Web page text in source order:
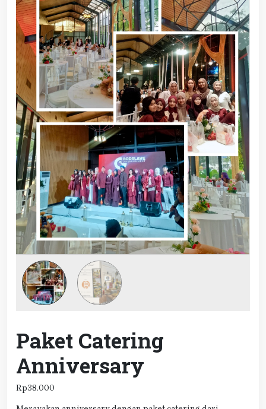
Paket Catering
Anniversary
Rp38.000